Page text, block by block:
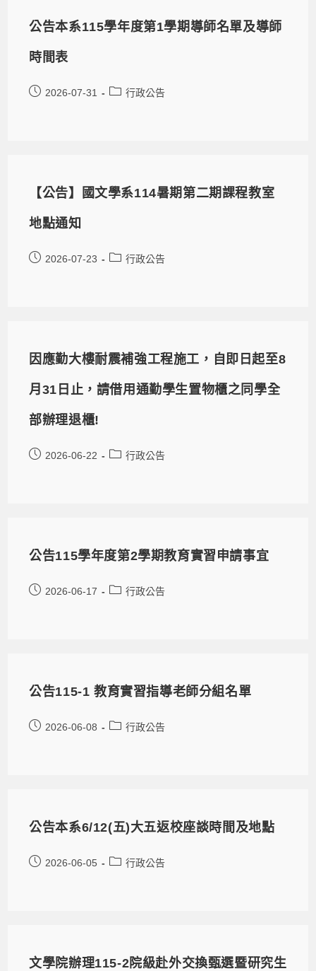
公告本系115學年度第1學期導師名單及導師
時間表
2026-07-31 行政公告
【公告】國文學系114暑期第二期課程教室
地點通知
2026-07-23 行政公告
因應勤大樓耐震補強工程施工，自即日起至8
月31日止，請借用通勤學生置物櫃之同學全
部辦理退櫃!
2026-06-22 行政公告
公告115學年度第2學期教育實習申請事宜
2026-06-17 行政公告
公告115-1 教育實習指導老師分組名單
2026-06-08 行政公告
公告本系6/12(五)大五返校座談時間及地點
2026-06-05 行政公告
文學院辦理115-2院級赴外交換甄選暨研究生